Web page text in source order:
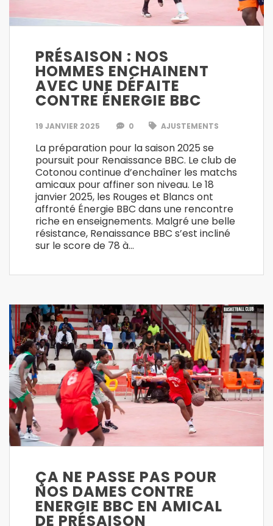
PRÉSAISON : NOS
HOMMES ENCHAINENT
AVEC UNE DÉFAITE
CONTRE ÉNERGIE BBC
19 JANVIER 2025 0 AJUSTEMENTS
La préparation pour la saison 2025 se
poursuit pour Renaissance BBC. Le club de
Cotonou continue d’enchaîner les matchs
amicaux pour affiner son niveau. Le 18
janvier 2025, les Rouges et Blancs ont
affronté Énergie BBC dans une rencontre
riche en enseignements. Malgré une belle
résistance, Renaissance BBC s’est incliné
sur le score de 78 à…
ÇA NE PASSE PAS POUR
NOS DAMES CONTRE
ENERGIE BBC EN AMICAL
DE PRÉSAISON